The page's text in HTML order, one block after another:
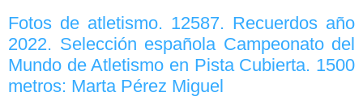
Fotos de atletismo. 12587. Recuerdos año
2022. Selección española Campeonato del
Mundo de Atletismo en Pista Cubierta. 1500
metros: Marta Pérez Miguel